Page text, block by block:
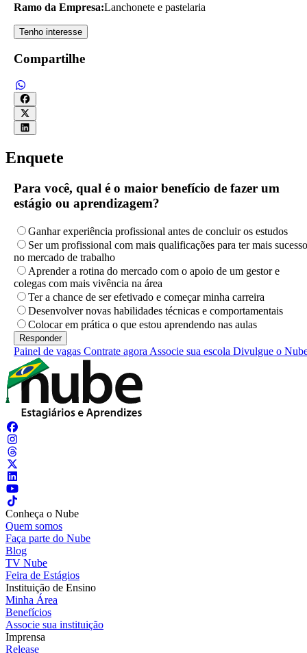
Ramo da Empresa:Lanchonete e pastelaria
Tenho interesse
Compartilhe
Enquete
Para você, qual é o maior benefício de fazer um
estágio ou aprendizagem?
Ganhar experiência profissional antes de concluir os estudos
Ser um profissional com mais qualificações para ter mais sucesso
no mercado de trabalho
Aprender a rotina do mercado com o apoio de um gestor e
colegas com mais vivência na área
Ter a chance de ser efetivado e começar minha carreira
Desenvolver novas habilidades técnicas e comportamentais
Colocar em prática o que estou aprendendo nas aulas
Painel de vagas Contrate agora Associe sua escola Divulgue o
Conheça o Nube
Quem somos
Faça parte do Nube
Blog
TV Nube
Feira de Estágios
Instituição de Ensino
Minha Área
Benefícios
Associe sua instituição
Imprensa
Release